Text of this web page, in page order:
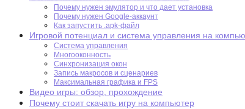
Почему нужен эмулятор и что дает установка
Почему нужен Google-аккаунт
Как запустить .apk-файл
Игровой потенциал и система управления на
Система управления
Многооконность
Синхронизация окон
Запись макросов и сценариев
Максимальная графика и FPS
Видео игры: обзор, прохождение
Почему стоит скачать игру на компьютер